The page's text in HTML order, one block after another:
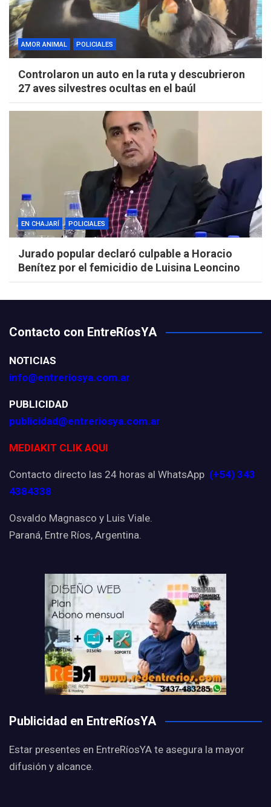
AMOR ANIMAL POLICIALES
Controlaron un auto en la ruta y descubrieron
27 aves silvestres ocultas en el baúl
EN CHAJARÍ POLICIALES
Jurado popular declaró culpable a Horacio
Benítez por el femicidio de Luisina Leoncino
Contacto con EntreRíosYA
NOTICIAS
info@entreriosya.com.ar
PUBLICIDAD
publicidad@entreriosya.com.ar
MEDIAKIT CLIK AQUI
Contacto directo las 24 horas al WhatsApp (+54) 343
4384338
Osvaldo Magnasco y Luis Viale.
Paraná, Entre Ríos, Argentina.
Publicidad en EntreRíosYA
Estar presentes en EntreRíosYA te asegura la mayor
difusión y alcance.